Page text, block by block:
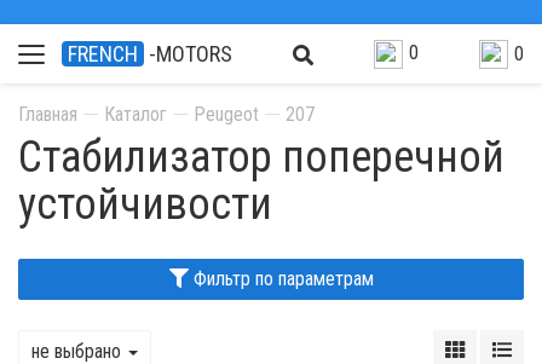
FRENCH -MOTORS 0 0
Главная Каталог Peugeot 207
Стабилизатор поперечной
устойчивости
Фильтр по параметрам
не выбрано